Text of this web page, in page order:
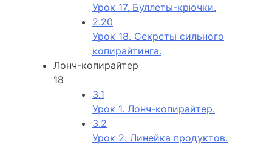
Урок 17. Буллеты-крючки.
2.20
Урок 18. Секреты сильного
копирайтинга.
Лонч-копирайтер
18
3.1
Урок 1. Лонч-копирайтер.
3.2
Урок 2. Линейка продуктов.